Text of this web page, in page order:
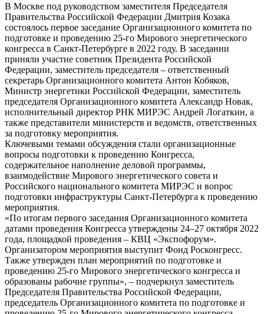
В Москве под руководством заместителя Председателя
Правительства Российской Федерации Дмитрия Козака
состоялось первое заседание Организационного комитета по
подготовке и проведению 25-го Мирового энергетического
конгресса в Санкт-Петербурге в 2022 году. В заседании
приняли участие советник Президента Российской
Федерации, заместитель председателя – ответственный
секретарь Организационного комитета Антон Кобяков,
Министр энергетики Российской Федерации, заместитель
председателя Организационного комитета Александр Новак,
исполнительный директор РНК МИРЭС Андрей Логаткин, а
также представители министерств и ведомств, ответственных
за подготовку мероприятия.
Ключевыми темами обсуждения стали организационные
вопросы подготовки к проведению Конгресса,
содержательное наполнение деловой программы,
взаимодействие Мирового энергетического совета и
Российского национального комитета МИРЭС и вопрос
подготовки инфраструктуры Санкт-Петербурга к проведению
мероприятия.
«По итогам первого заседания Организационного комитета
датами проведения Конгресса утверждены 24–27 октября 2022
года, площадкой проведения – КВЦ «Экспофорум».
Организатором мероприятия выступит Фонд Росконгресс.
Также утвержден план мероприятий по подготовке и
проведению 25-го Мирового энергетического конгресса и
образованы рабочие группы», – подчеркнул заместитель
Председателя Правительства Российской Федерации,
председатель Организационного комитета по подготовке и